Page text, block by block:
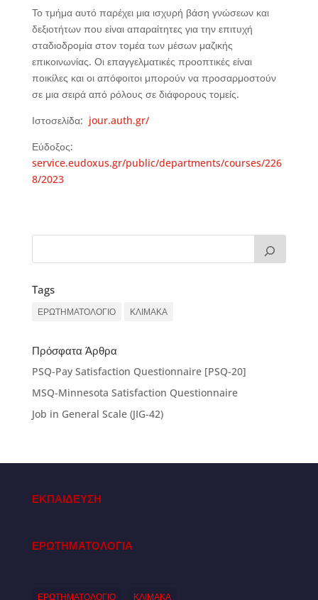
Το τμήμα αυτό παρέχει μια ισχυρή βάση γνώσεων και
δεξιοτήτων που είναι απαραίτητες για την επιτυχή
σταδιοδρομία στον τομέα των μέσων μαζικής
επικοινωνίας. Οι επαγγελματικές προοπτικές είναι
ποικίλες και οι απόφοιτοι μπορούν να προσαρμοστούν
σε μια σειρά από ρόλους σε διάφορους τομείς.
Ιστοσελίδα: jour.auth.gr/
Εύδοξος:
service.eudoxus.gr/public/departments/courses/226
8/2023
Tags
ΕΡΩΤΗΜΑΤΟΛΟΓΙΟ ΚΛΙΜΑΚΑ
Πρόσφατα Άρθρα
PSQ-Pay Satisfaction Questionnaire [PSQ-20]
MSQ-Minnesota Satisfaction Questionnaire
Job in General Scale (JIG-42)
ΕΚΠΑΙΔΕΥΣΗ
ΕΡΩΤΗΜΑΤΟΛΟΓΙΑ
ΕΡΩΤΗΜΑΤΟΛΟΓΙΟ ΚΛΙΜΑΚΑ